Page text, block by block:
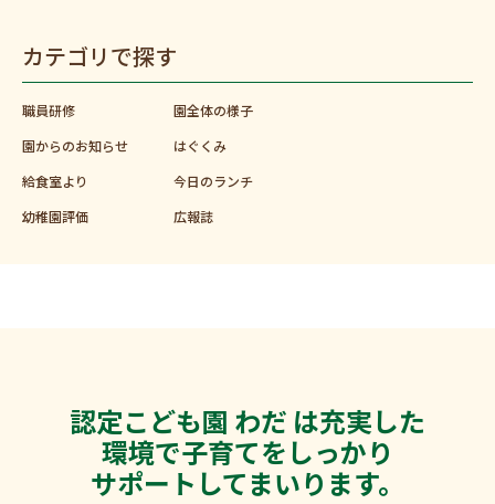
カテゴリで探す
職員研修
園からのお知らせ
給食室より
幼稚園評価
園全体の様子
はぐくみ
今日のランチ
広報誌
認定こども園 わだ は充実した
環境で子育てをしっかり
サポートしてまいります。